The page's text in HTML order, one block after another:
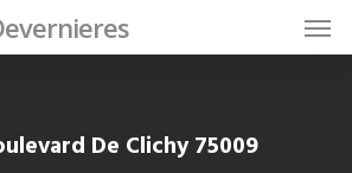
De Clichy 75009